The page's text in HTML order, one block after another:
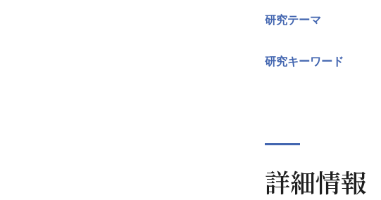
研究テーマ
研究キーワード
詳細情報